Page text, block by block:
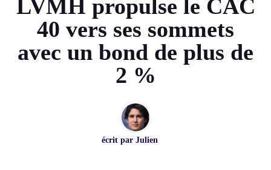
LVMH propulse le CAC
40 vers ses sommets
avec un bond de plus de
2 %
écrit par Julien